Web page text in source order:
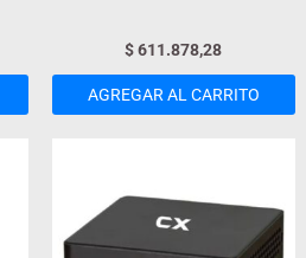
$611.878,28
AGREGAR AL CARRITO